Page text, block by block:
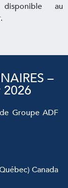
au
–
2026
Groupe ADF
Canada